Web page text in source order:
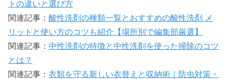
トの違いと選び方
関連記事： 酸性洗剤の種類一覧とおすすめの酸性洗剤 メ
リットと使い方のコツも紹介【場所別で編集部厳選】
関連記事： 中性洗剤の特徴と中性洗剤を使った掃除のコツ
とは？
関連記事： 衣類を守る新しい衣替えと収納術｜防虫対策・